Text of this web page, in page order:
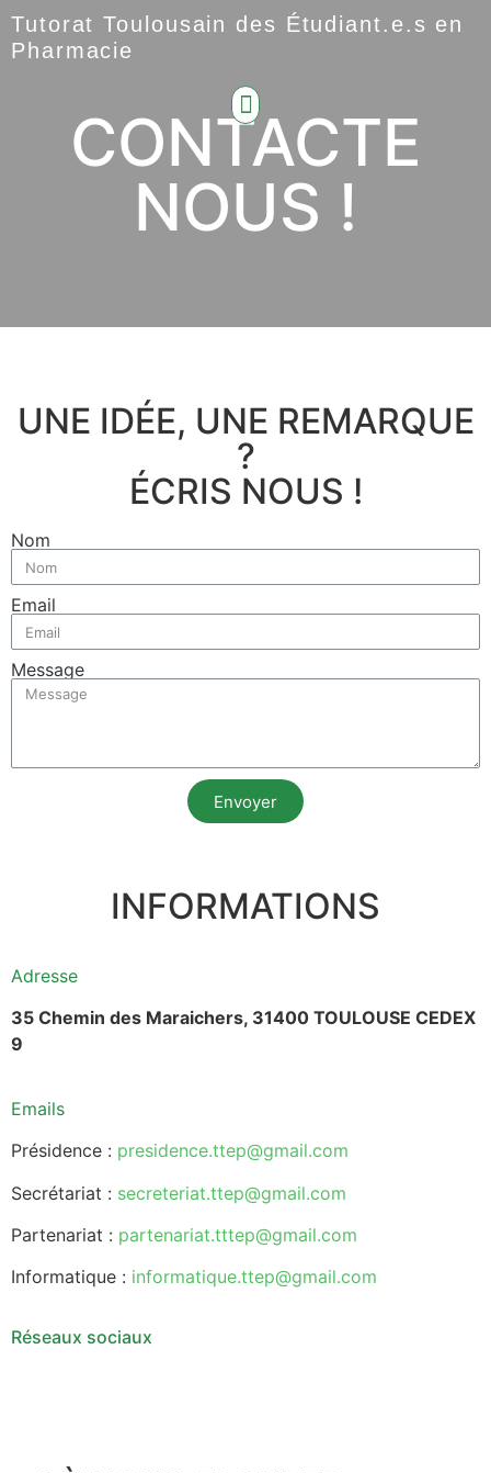
Tutorat Toulousain des Étudiant.e.s en
Pharmacie
CONTACTE
NOUS !
UNE IDÉE, UNE REMARQUE
?
ÉCRIS NOUS !
Nom
Email
Message
Envoyer
INFORMATIONS
Adresse
35 Chemin des Maraichers, 31400 TOULOUSE CEDEX
9​
Emails
Présidence : presidence.ttep@gmail.com
Secrétariat : secreteriat.ttep@gmail.com
Partenariat : partenariat.tttep@gmail.com
Informatique : informatique.ttep@gmail.com
Réseaux sociaux